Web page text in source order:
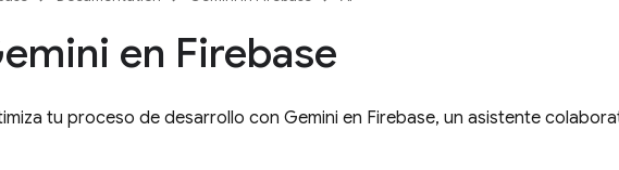
en Firebase
tu proceso de desarrollo con Gemini en Firebase, un asistente